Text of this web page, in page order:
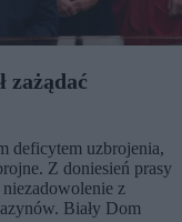
zażądać
deficytem uzbrojenia,
Z doniesień prasy
z
Biały Dom